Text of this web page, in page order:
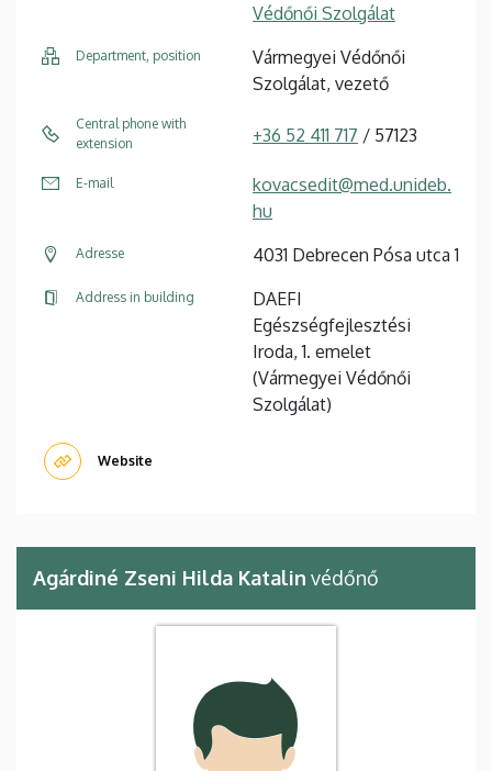
Védőnői Szolgálat
Department, position
Vármegyei Védőnői
Szolgálat, vezető
Central phone with
extension
+36 52 411 717 / 57123
E-mail
kovacsedit@med.unideb.
hu
Adresse 4031 Debrecen Pósa utca 1
Address in building
DAEFI
Egészségfejlesztési
Iroda, 1. emelet
(Vármegyei Védőnői
Szolgálat)
Website
Agárdiné Zseni Hilda Katalin védőnő